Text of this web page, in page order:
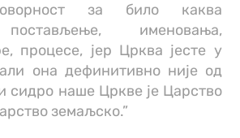
за било каква
именовања,
процесе, јер Црква јесте у
она дефинитивно није од
и сидро наше Цркве је Царство
земаљско.”